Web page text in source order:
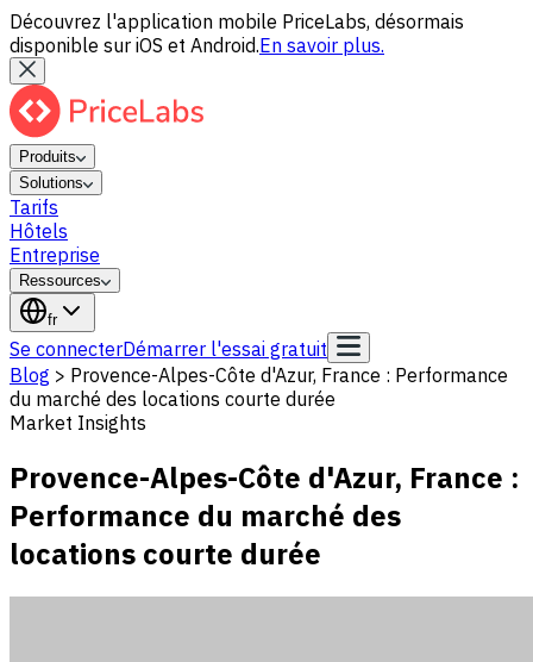
Découvrez l'application mobile PriceLabs, désormais
disponible sur iOS et Android.En savoir plus.
Produits
Solutions
Tarifs
Hôtels
Entreprise
Ressources
fr
Se connecterDémarrer l'essai gratuit
Blog > Provence-Alpes-Côte d'Azur, France : Performance
du marché des locations courte durée
Market Insights
Provence-Alpes-Côte d'Azur, France :
Performance du marché des
locations courte durée